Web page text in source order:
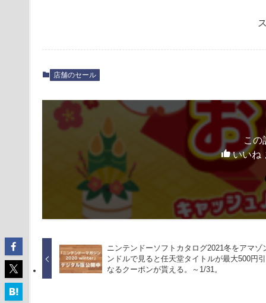
店舗のセール
この
いいね
ニンテンドーソフトカタログ2021冬をアマゾ
ンドルで見ると任天堂タイトルが最大500円
なるクーポンが貰える。～1/31。